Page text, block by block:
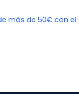
más de 50€ con el